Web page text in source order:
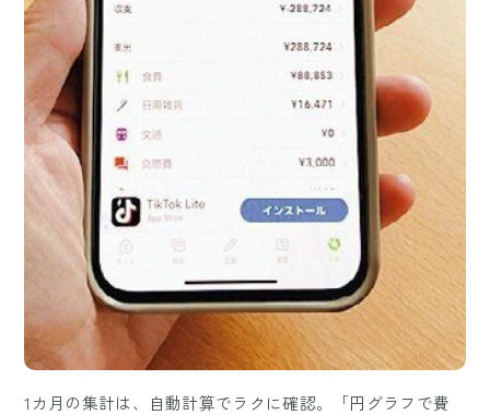
1カ月の集計は、自動計算でラクに確認。「円グラフで費